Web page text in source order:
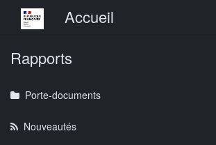
Menu principalAccueil
Rapports
Porte-documents
Nouveautés